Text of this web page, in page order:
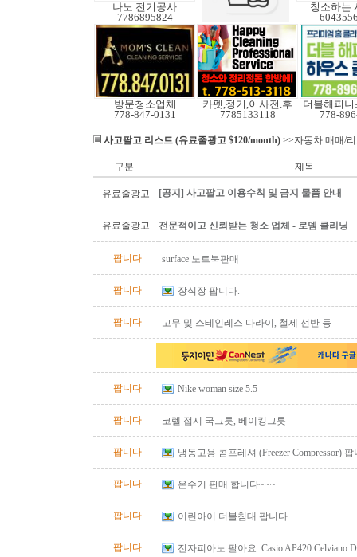
나노 전기공사
7786895824
청소하는
방문청소업체
778-847-0131
카펫,정기,이사전.후
7785133118
더블해피
778-
사고팔고 리스트 (유료줄광고 $120/month) >>자동차 매매/
구분 제목
유료줄광고 [공지] 사고팔고 이용수칙 및 금지 물품 안내
유료줄광고 전문적이고 신뢰받는 청소 업체 - 로뎀 클리닝
팝니다 surface 노트북판매
팝니다 장식장 팝니다.
팝니다 고무 및 스테인레스 다라이, 철제 선반 등
팝니다 Nike woman size 5.5
팝니다 코렐 접시 국그릇, 베이킹그릇
팝니다 냉동고용 콤프레셔 (Freezer Compressor) 팝
팝니다 온수기 판매 합니다~~~
팝니다 어린아이 더블침대 팝니다
팝니다
전자피아노 팔아요. Casio AP420 Celviano